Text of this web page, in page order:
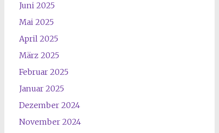
Juni 2025
Mai 2025
April 2025
März 2025
Februar 2025
Januar 2025
Dezember 2024
November 2024